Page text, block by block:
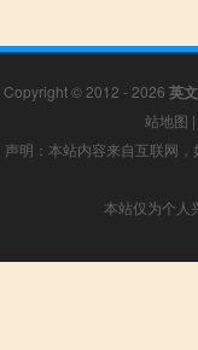
Copyright © 2012 - 2026 英
站地图 |
声明：本站内容来自互联网
本站仅为个人